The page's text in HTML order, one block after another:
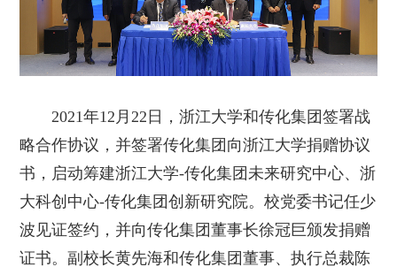
2021年12月22日，浙江大学和传化集团签署战
略合作协议，并签署传化集团向浙江大学捐赠协议
书，启动筹建浙江大学-传化集团未来研究中心、浙
大科创中心-传化集团创新研究院。校党委书记任少
波见证签约，并向传化集团董事长徐冠巨颁发捐赠
证书。副校长黄先海和传化集团董事、执行总裁陈